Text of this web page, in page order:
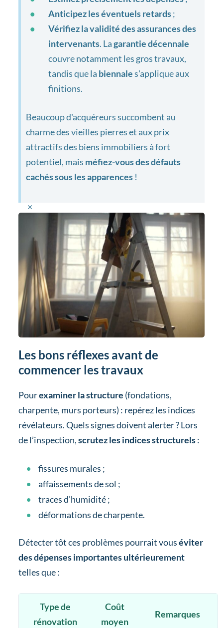
Anticipez les éventuels retards;
Vérifiez la validité des assurances des
intervenants. Lagarantie décennale
couvre notamment les gros travaux,
tandis que la biennales'applique aux
finitions.
Beaucoup d'acquéreurs succombent au
charme des vieilles pierres et aux prix
attractifs des biens immobiliers à fort
potentiel, mais méfiez-vous des défauts
cachés sous les apparences!
×
Les bons réflexes avant de
commencer les travaux
Pourexaminer la structure (fondations,
charpente, murs porteurs) : repérez les indices
révélateurs. Quels signes doivent alerter ? Lors
de l’inspection,scrutez les indices structurels:
fissures murales ;
affaissements de sol ;
traces d’humidité ;
déformations de charpente.
Détecter tôt ces problèmes pourrait vouséviter
des dépenses importantes ultérieurement
telles que :
Type de
rénovation
Coût
moyen
Remarques